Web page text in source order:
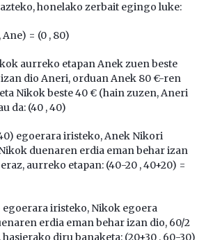
honelako zerbait egingo luke:
= (0 , 80)
aurreko etapan Anek zuen beste
dio Aneri, orduan Anek 80 €-ren
Nikok beste 40 € (hain zuzen, Aneri
da: (40 , 40)
egoerara iristeko, Anek Nikori
duenaren erdia eman behar izan
aurreko etapan: (40-20 , 40+20) =
egoerara iristeko, Nikok egoera
erdia eman behar izan dio, 60/2